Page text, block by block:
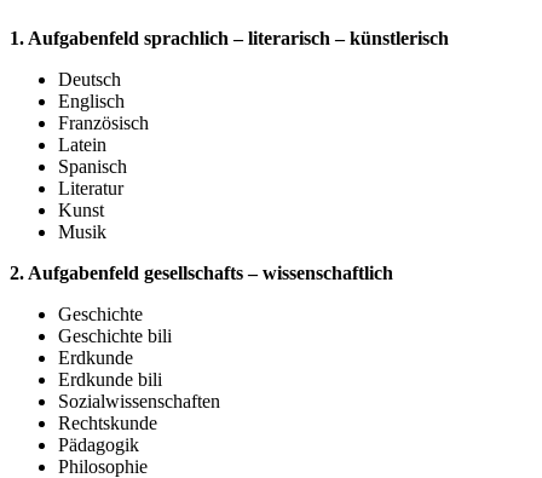
1. Aufgabenfeld sprachlich – literarisch – künstlerisch
Deutsch
Englisch
Französisch
Latein
Spanisch
Literatur
Kunst
Musik
2. Aufgabenfeld gesellschafts – wissenschaftlich
Geschichte
Geschichte bili
Erdkunde
Erdkunde bili
Sozialwissenschaften
Rechtskunde
Pädagogik
Philosophie